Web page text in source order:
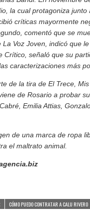
la cual protagoniza
críticas mayormente
comentó que se
Voz Joven, indicó que
Crítico, señaló que su
caracterizaciones más
de la tira de El Trece,
de Rosario a probar
Emilia Attias,
de una marca de ropa
el maltrato animal.
CÓMO PUEDO CONTRATAR A CALU RIVERO